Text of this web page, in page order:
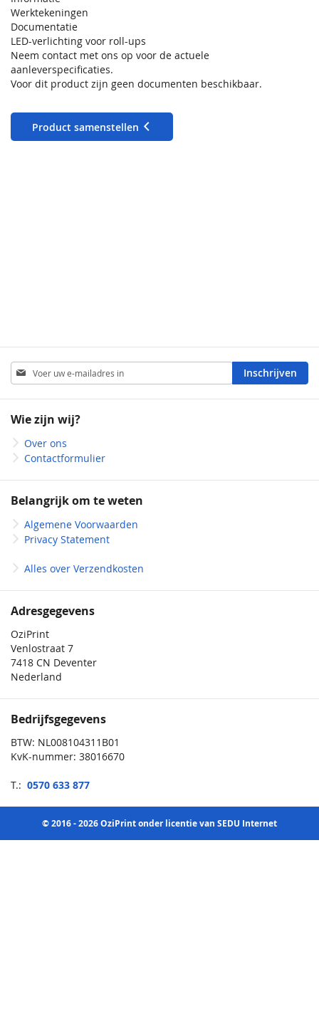
Werktekeningen
Documentatie
LED-verlichting voor roll-ups
Neem contact met ons op voor de actuele
aanleverspecificaties.
Voor dit product zijn geen documenten beschikbaar.
Product samenstellen
Abonneer
u
op
nieuwsbrief
Inschrijven
Wie zijn wij?
Over ons
Contactformulier
Belangrijk om te weten
Algemene Voorwaarden
Privacy Statement
Alles over Verzendkosten
Adresgegevens
OziPrint
Venlostraat 7
7418 CN Deventer
Nederland
Bedrijfsgegevens
BTW: NL008104311B01
KvK-nummer: 38016670
T.: 0570 633 877
© 2016 - 2026 OziPrint onder licentie van SEDU Internet